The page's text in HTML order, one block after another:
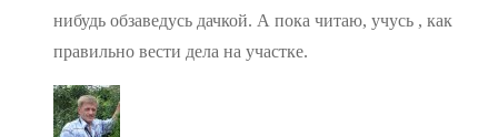
нибудь обзаведусь дачкой. А пока читаю, учусь , как
правильно вести дела на участке.